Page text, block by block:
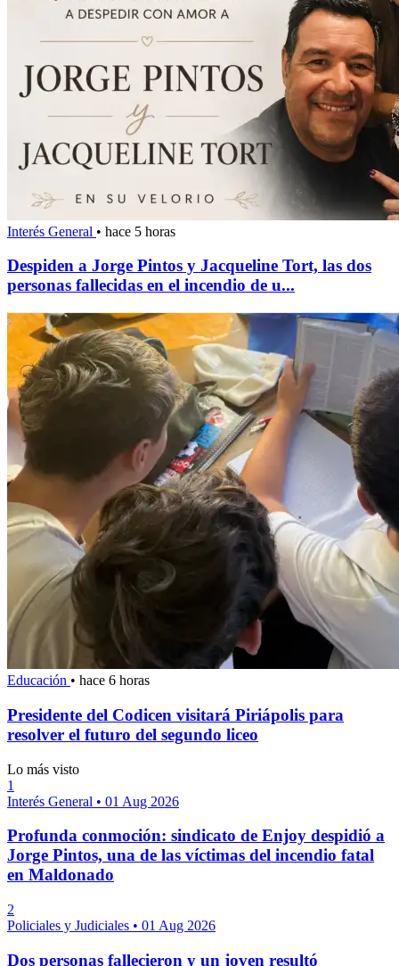
Interés General • hace 5 horas
Despiden a Jorge Pintos y Jacqueline Tort, las dos
personas fallecidas en el incendio de u...
Educación • hace 6 horas
Presidente del Codicen visitará Piriápolis para
resolver el futuro del segundo liceo
Lo más visto
1
Interés General • 01 Aug 2026
Profunda conmoción: sindicato de Enjoy despidió a
Jorge Pintos, una de las víctimas del incendio fatal
en Maldonado
2
Policiales y Judiciales • 01 Aug 2026
Dos personas fallecieron y un joven resultó